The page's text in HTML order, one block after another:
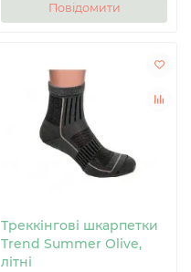
Повідомити
Треккінгові шкарпетки
Trend Summer Olive,
літні